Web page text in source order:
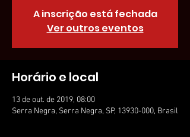
A inscrição está fechada
Ver outros eventos
Horário e local
13 de out. de 2019, 08:00
Serra Negra, Serra Negra, SP, 13930-000, Brasil